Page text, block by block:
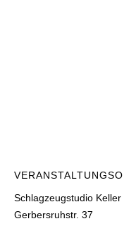
Schlagzeugstudio Keller
Gerbersruhstr. 37